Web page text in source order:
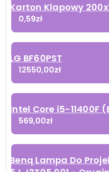
Karton Klapowy
0,59zł
LG BF60PST
12550,00zł
Intel Core i5-11400F
569,00zł
Benq Lampa Do